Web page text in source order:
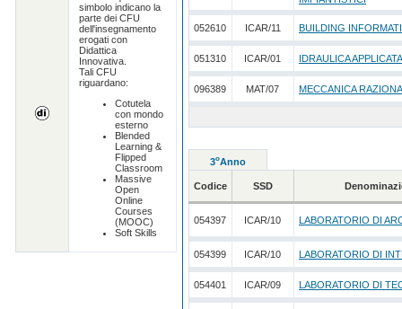
simbolo indicano la
parte dei CFU
dell'insegnamento
erogati con
Didattica
Innovativa.
Tali CFU
riguardano:
Cotutela
con mondo
esterno
Blended
Learning &
Flipped
Classroom
Massive
Open
Online
Courses
(MOOC)
Soft Skills
052610 ICAR/11 BUILDING
051310 ICAR/01 IDRAULICA APPLICATA
096389 MAT/07 MECCANICA
3oAnno
Codice SSD
054397 ICAR/10 LABORATORIO DI
054399 ICAR/10 LABORATORIO DI
054401 ICAR/09 LABORATORIO DI